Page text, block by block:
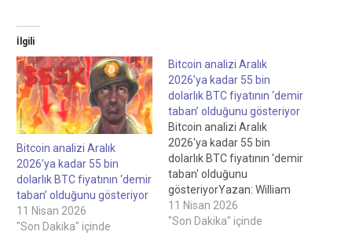
İlgili
Bitcoin analizi Aralık
2026’ya kadar 55 bin
dolarlık BTC fiyatının ‘demir
taban’ olduğunu gösteriyor
11 Nisan 2026
"Son Dakika" içinde
Bitcoin analizi Aralık
2026’ya kadar 55 bin
dolarlık BTC fiyatının ‘demir
taban’ olduğunu gösteriyor
Bitcoin analizi Aralık
2026'ya kadar 55 bin
dolarlık BTC fiyatının 'demir
taban' olduğunu
gösteriyorYazan: William
Suberg, Personel Yazarı,
İnceleme yapan: Ray
11 Nisan 2026
"Son Dakika" içinde